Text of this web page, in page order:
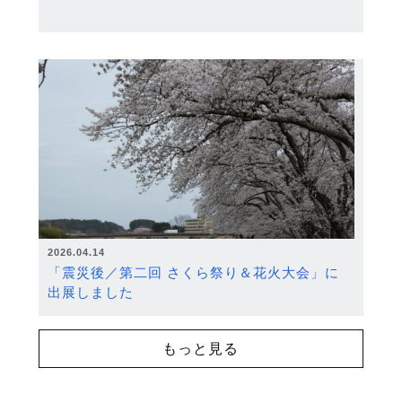
2026.04.14
「震災後／第二回 さくら祭り＆花火大会」に
出展しました
もっと見る